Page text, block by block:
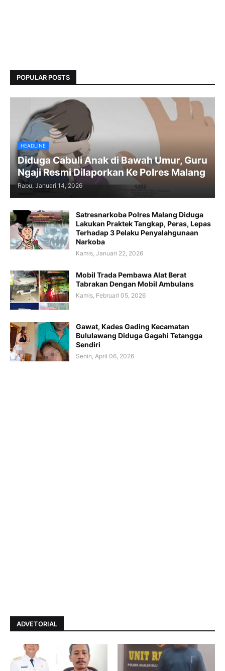
POPULAR POSTS
HEADLINE
Diduga Cabuli Anak di Bawah Umur, Guru
Ngaji Resmi Dilaporkan Ke Polres Malang
Rabu, Januari 14, 2026
Satresnarkoba Polres Malang Diduga
Lakukan Praktek Tangkap, Peras, Lepas
Terhadap 3 Pelaku Penyalahgunaan
Narkoba
Kamis, Januari 22, 2026
Mobil Trada Pembawa Alat Berat
Tabrakan Dengan Mobil Ambulans
Kamis, Februari 05, 2026
Gawat, Kades Gading Kecamatan
Bululawang Diduga Gagahi Tetangga
Sendiri
Senin, April 06, 2026
ADVETORIAL